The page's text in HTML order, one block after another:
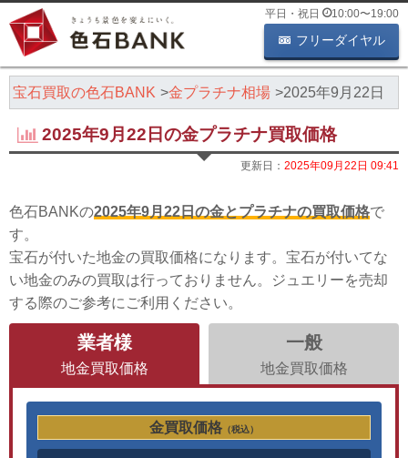
平日・祝日 10:00〜19:00
フリーダイヤル
宝石買取の色石BANK 金プラチナ相場 2025年9月22日
2025年9月22日の金プラチナ買取価格
更新日： 2025年09月22日 09:41
色石BANKの2025年9月22日の金とプラチナの買取価格で
す。
宝石が付いた地金の買取価格になります。宝石が付いてな
い地金のみの買取は行っておりません。ジュエリーを売却
する際のご参考にご利用ください。
業者様
地金買取価格
一般
地金買取価格
金買取価格 （税込）